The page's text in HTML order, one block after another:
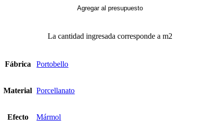
Agregar al presupuesto
La cantidad ingresada corresponde a m2
Fábrica Portobello
Material Porcellanato
Efecto Mármol